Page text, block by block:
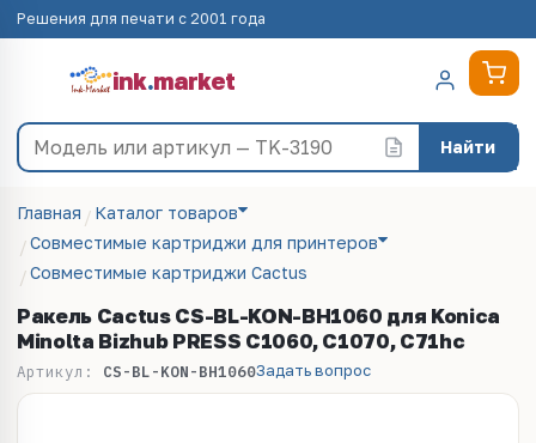
Решения для печати с 2001 года
ink.market
Найти
Главная
Каталог товаров
Совместимые картриджи для принтеров
Совместимые картриджи Cactus
Ракель Cactus CS-BL-KON-BH1060 для Konica
Minolta Bizhub PRESS C1060, C1070, C71hc
Артикул: CS-BL-KON-BH1060Задать вопрос